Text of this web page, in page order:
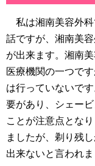
私は湘南美容外科
話ですが、湘南美
が出来ます。湘南
医療機関の一つで
は行っていないで
要があり、シェー
ことが注意点とな
ましたが、剃り残
出来ないと言われま